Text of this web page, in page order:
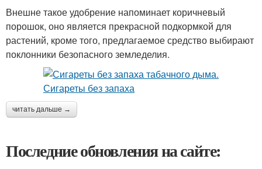
Внешне такое удобрение напоминает коричневый
порошок, оно является прекрасной подкормкой для
растений, кроме того, предлагаемое средство выбирают
поклонники безопасного земледелия.
читать дальше →
Последние обновления на сайте: